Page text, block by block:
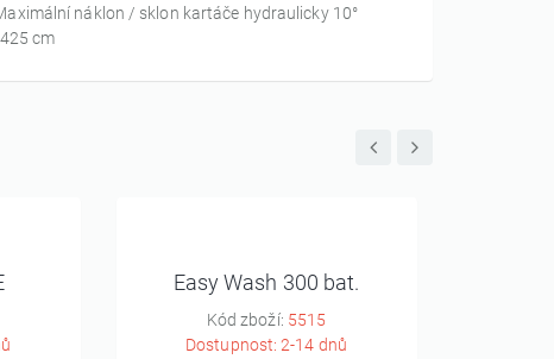
náklon / sklon kartáče hydraulicky 10°
cm
Easy Wash 300 bat.
Kód zboží: 5515
Dostupnost: 2-14 dnů